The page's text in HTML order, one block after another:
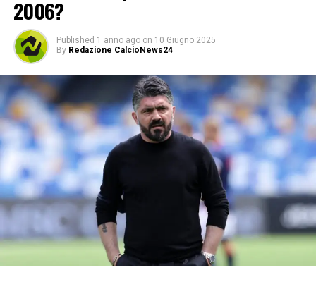
2006?
Published 1 anno ago on 10 Giugno 2025
By Redazione CalcioNews24